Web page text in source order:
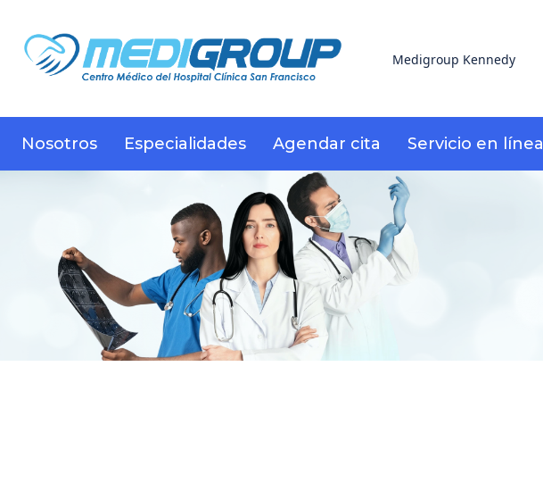
Medigroup Kennedy
Nosotros Especialidades Agendar cita Servicio en línea